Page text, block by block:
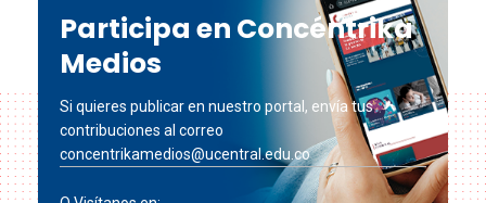
Participa en Concéntrika
Medios
Si quieres publicar en nuestro portal, envía tus
contribuciones al correo
concentrikamedios@ucentral.edu.co